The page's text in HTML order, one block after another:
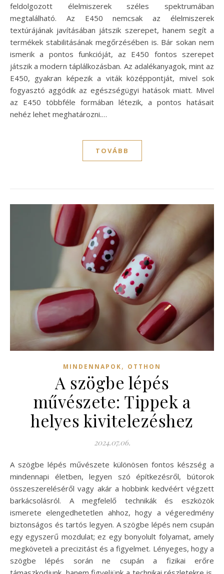
feldolgozott élelmiszerek széles spektrumában
megtalálható. Az E450 nemcsak az élelmiszerek
textúrájának javításában játszik szerepet, hanem segít a
termékek stabilitásának megőrzésében is. Bár sokan nem
ismerik a pontos funkcióját, az E450 fontos szerepet
játszik a modern táplálkozásban. Az adalékanyagok, mint az
E450, gyakran képezik a viták középpontját, mivel sok
fogyasztó aggódik az egészségügyi hatások miatt. Mivel
az E450 többféle formában létezik, a pontos hatásait
nehéz lehet meghatározni.…
TOVÁBB
MINDENNAPOK, OTTHON
A szögbe lépés
művészete: Tippek a
helyes kivitelezéshez
2024.07.06.
A szögbe lépés művészete különösen fontos készség a
mindennapi életben, legyen szó építkezésről, bútorok
összeszereléséről vagy akár a hobbink kedvéért végzett
barkácsolásról. A megfelelő technikák és eszközök
ismerete elengedhetetlen ahhoz, hogy a végeredmény
biztonságos és tartós legyen. A szögbe lépés nem csupán
egy egyszerű mozdulat; ez egy bonyolult folyamat, amely
megköveteli a precizitást és a figyelmet. Lényeges, hogy a
szögbe lépés során ne csupán a fizikai erőre